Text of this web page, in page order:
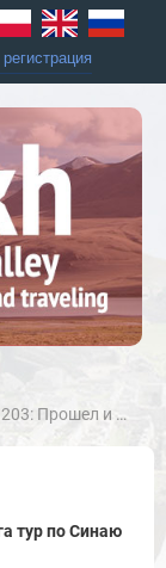
тур по Синаю студии медитации Яна Тиана.
тур по Синаю